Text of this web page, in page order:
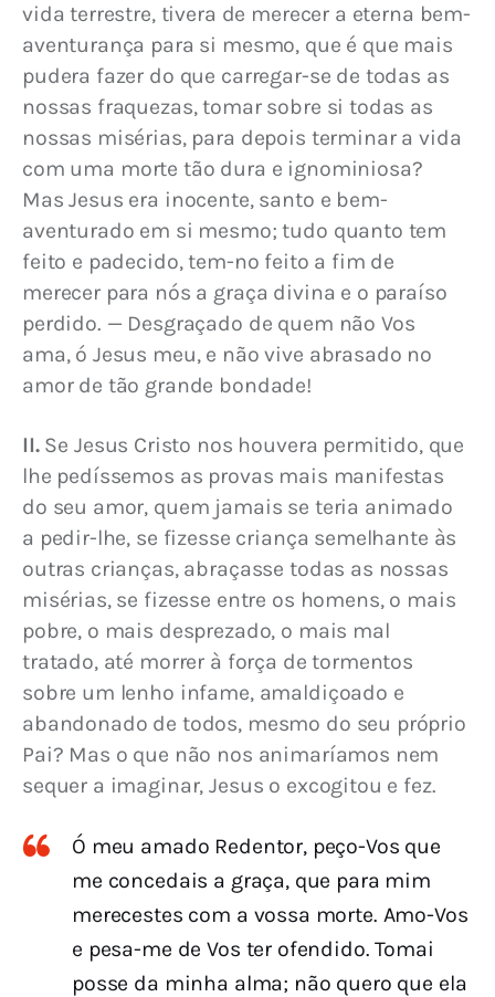
vida terrestre, tivera de merecer a eterna bem-
aventurança para si mesmo, que é que mais
pudera fazer do que carregar-se de todas as
nossas fraquezas, tomar sobre si todas as
nossas misérias, para depois terminar a vida
com uma morte tão dura e ignominiosa?
Mas Jesus era inocente, santo e bem-
aventurado em si mesmo; tudo quanto tem
feito e padecido, tem-no feito a fim de
merecer para nós a graça divina e o paraíso
perdido. — Desgraçado de quem não Vos
ama, ó Jesus meu, e não vive abrasado no
amor de tão grande bondade!
II. Se Jesus Cristo nos houvera permitido, que
lhe pedíssemos as provas mais manifestas
do seu amor, quem jamais se teria animado
a pedir-lhe, se fizesse criança semelhante às
outras crianças, abraçasse todas as nossas
misérias, se fizesse entre os homens, o mais
pobre, o mais desprezado, o mais mal
tratado, até morrer à força de tormentos
sobre um lenho infame, amaldiçoado e
abandonado de todos, mesmo do seu próprio
Pai? Mas o que não nos animaríamos nem
sequer a imaginar, Jesus o excogitou e fez.
Ó meu amado Redentor, peço-Vos que
me concedais a graça, que para mim
merecestes com a vossa morte. Amo-Vos
e pesa-me de Vos ter ofendido. Tomai
posse da minha alma; não quero que ela